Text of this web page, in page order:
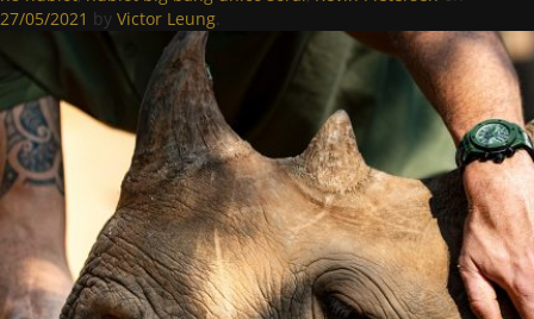
27/05/2021 by Victor Leung.